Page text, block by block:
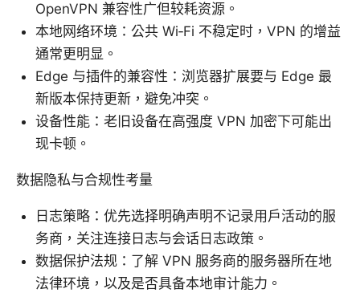
OpenVPN 兼容性广但较耗资源。
本地网络环境：公共 Wi‑Fi 不稳定时，VPN 的增益
通常更明显。
Edge 与插件的兼容性：浏览器扩展要与 Edge 最
新版本保持更新，避免冲突。
设备性能：老旧设备在高强度 VPN 加密下可能出
现卡顿。
数据隐私与合规性考量
日志策略：优先选择明确声明不记录用户活动的服
务商，关注连接日志与会话日志政策。
数据保护法规：了解 VPN 服务商的服务器所在地
法律环境，以及是否具备本地审计能力。